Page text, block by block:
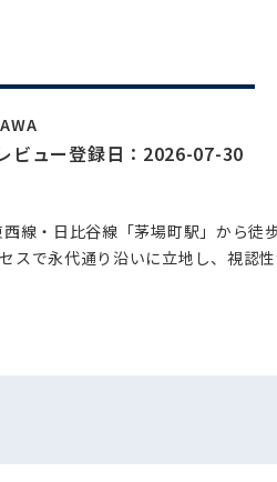
ビュー登録日：2026-07-30
線・日比谷線「茅場町駅」から
スで永代通り沿いに立地し、視認